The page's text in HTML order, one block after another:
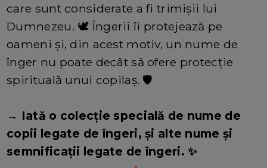
care sunt considerate a fi trimișii lui
Dumnezeu. 🕊️ Îngerii îi protejează pe
oameni și, din acest motiv, un nume de
înger nu poate decât să ofere protecție
spirituală unui copilaș. 🛡️
→ Iată o colecție specială de nume de
copii legate de îngeri, și alte nume și
semnificații legate de îngeri. ✨